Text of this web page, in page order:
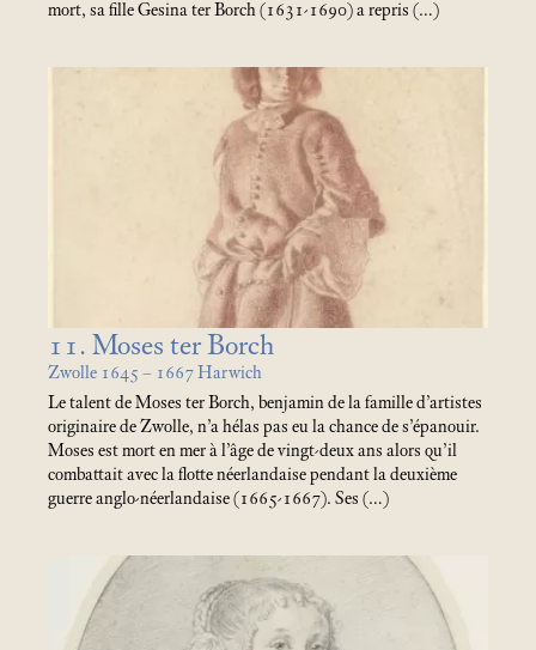
mort, sa fille Gesina ter Borch (1631-1690) a repris (…)
11. Moses ter Borch
Zwolle 1645 – 1667 Harwich
Le talent de Moses ter Borch, benjamin de la famille d’artistes
originaire de Zwolle, n’a hélas pas eu la chance de s’épanouir.
Moses est mort en mer à l’âge de vingt-deux ans alors qu’il
combattait avec la flotte néerlandaise pendant la deuxième
guerre anglo-néerlandaise (1665-1667). Ses (…)